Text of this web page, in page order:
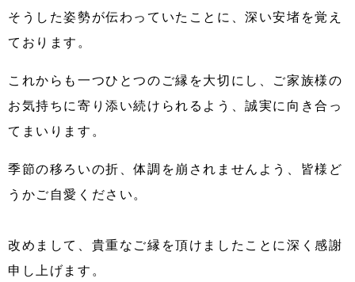
そうした姿勢が伝わっていたことに、深い安堵を覚え
ております。
これからも一つひとつのご縁を大切にし、ご家族様の
お気持ちに寄り添い続けられるよう、誠実に向き合っ
てまいります。
季節の移ろいの折、体調を崩されませんよう、皆様ど
うかご自愛ください。
改めまして、貴重なご縁を頂けましたことに深く感謝
申し上げます。